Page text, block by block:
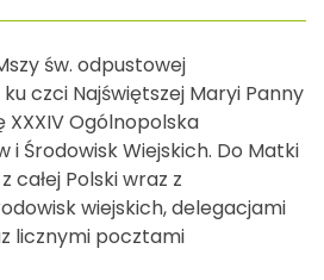
św. odpustowej
czci Najświętszej Maryi Panny
XXXIV Ogólnopolska
i Środowisk Wiejskich. Do Matki
całej Polski wraz z
wiejskich, delegacjami
licznymi pocztami